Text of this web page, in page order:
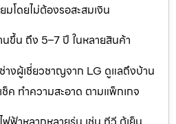
มโดยไม่ต้องรอสะสมเงิน
นขึ้น ถึง 5–7 ปี ในหลายสินค้า
างผู้เชี่ยวชาญจาก LG ดูแลถึงบ้าน
ช็ค ทำความสะอาด ตามแพ็กเกจ